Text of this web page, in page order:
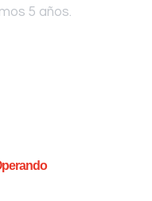
5 años.